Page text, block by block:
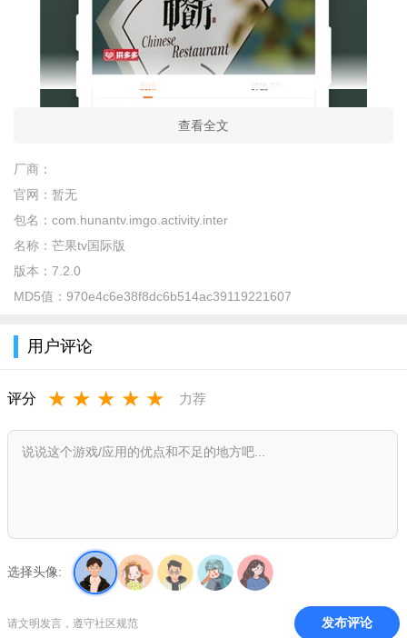
不是
芒果TV的国际版和国内版会员不是通用的。芒果TV提供了全
屏通行证和视频通行证两种类型的会员服务。全屏通行证可以在
登录使用，并且不能与他人共享，不具备有广告纯净版的特权。
由于芒果TV的国际版在其他国家地区发布，可能存在违反当地法
律法规的风险，因此不建议在国内使用该版本的会员服务。
软件介绍
查看全文
厂商：
官网： 暂无
包名： com.hunantv.imgo.activity.inter
名称： 芒果tv国际版
版本： 7.2.0
MD5值： 970e4c6e38f8dc6b514ac39119221607
用户评论
评分 ★ ★ ★ ★ ★ 力荐
选择头像:
请文明发言，遵守社区规范 发布评论